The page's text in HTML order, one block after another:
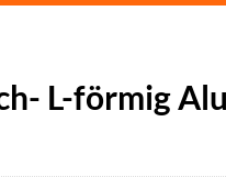
L-förmig